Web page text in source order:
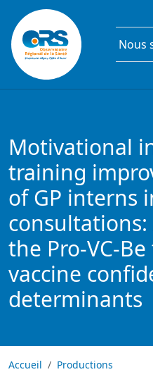
Aller au contenu principal
Nous
Motivational
training
of GP interns
the Pro-VC-
vaccine
determinants
Accueil Productions